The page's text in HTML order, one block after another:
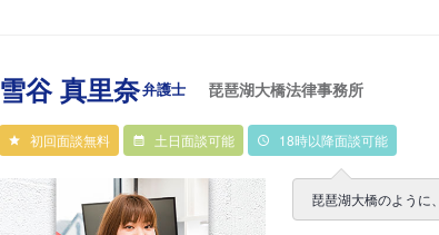
雪谷 真里奈弁護士 琵琶湖大橋法律事務所
初回面談無料 土日面談可能 18時以降面談可能
琵琶湖大橋のように